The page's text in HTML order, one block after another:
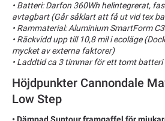
• Batteri: Darfon 360Wh helintegrerat,
avtagbart (Går såklart att få ut vid tex
• Rammaterial: Aluminium SmartForm C3
• Räckvidd upp till 10,8 mil i ecoläge
mycket av externa faktorer)
• Laddtid ca 3 timmar för ett tomt batteri
Höjdpunkter Cannondale
Low Step
• Dämpad Suntour framgaffel för